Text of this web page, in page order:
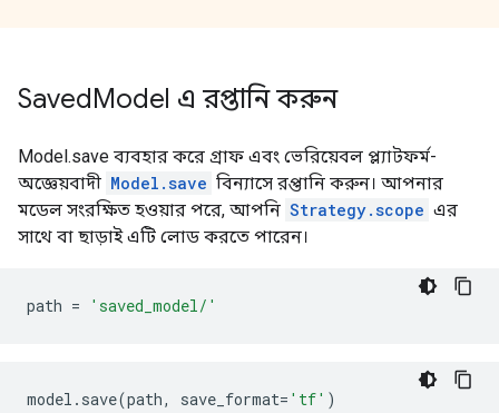
SavedModel এ রপ্তানি করুন
Model.save ব্যবহার করে গ্রাফ এবং ভেরিয়েবল প্ল্যাটফর্ম-
অজ্ঞেয়বাদী Model.save বিন্যাসে রপ্তানি করুন। আপনার
মডেল সংরক্ষিত হওয়ার পরে, আপনি Strategy.scope এর
সাথে বা ছাড়াই এটি লোড করতে পারেন।
path = 'saved_model/'
model . save(path, save_format= 'tf' )